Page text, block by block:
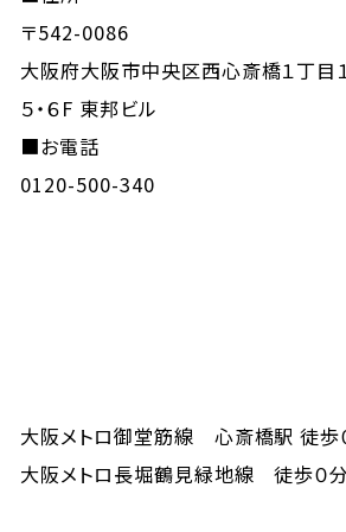
〒542-0086
大阪府大阪市中央区西心斎橋１丁目
５・６F 東邦ビル
■お電話
0120-500-340
大阪メトロ御堂筋線 心斎橋駅 徒歩
大阪メトロ長堀鶴見緑地線 徒歩０